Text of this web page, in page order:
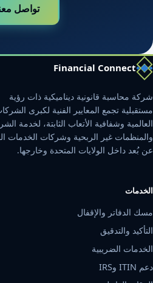
تواصل
Financial Connect
شركة محاسبة قانونية ديناميكية ذات رؤية
مستقبلية تجمع المعايير الفنية لكبرى
العالمية وشفافية الأتعاب الثابتة، لخدمة
والمنظمات غير الربحية وشركات الخدمات
عن بُعد داخل الولايات المتحدة وخارجها.
الخدمات
مسك الدفاتر والإقفال
التأكيد والتدقيق
الخدمات الضريبية
دعم ITIN وIRS